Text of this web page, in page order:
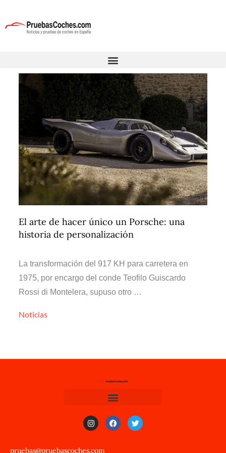
El arte de hacer único un Porsche: una
historia de personalización
La transformación del 917 KH para carretera en
1975, por encargo del conde Teofilo Guiscardo
Rossi di Montelera, supuso otro …
Noticias
pruebas@pruebascoches.com